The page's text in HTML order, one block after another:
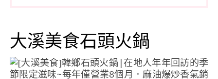
大溪美食石頭火鍋